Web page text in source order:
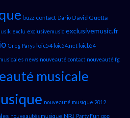
buzz contact Dario David Guetta
exclu exclusivemusic exclusivemusic.fr
Greg Parys loic54 loic54.net loicb54
musicales news nouveauté contact nouveauté fg
musicale
nouveauté musique 2012
nouveautés musique NRJ Party Fun pop